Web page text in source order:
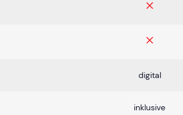
digital
inklusive